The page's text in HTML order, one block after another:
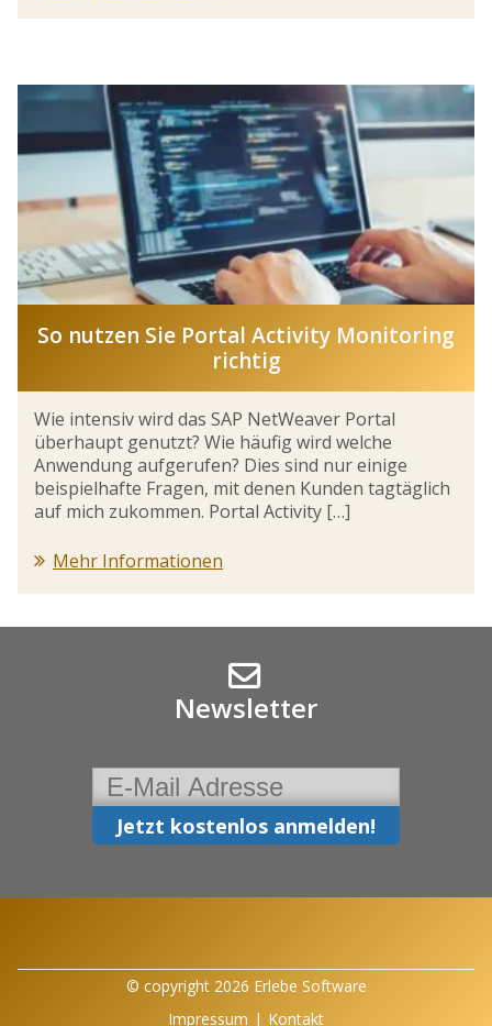
So nutzen Sie Portal Activity Monitoring
richtig
Wie intensiv wird das SAP NetWeaver Portal
überhaupt genutzt? Wie häufig wird welche
Anwendung aufgerufen? Dies sind nur einige
beispielhafte Fragen, mit denen Kunden tagtäglich
auf mich zukommen. Portal Activity […]
Mehr Informationen
Newsletter
© copyright 2026 Erlebe Software
Impressum | Kontakt